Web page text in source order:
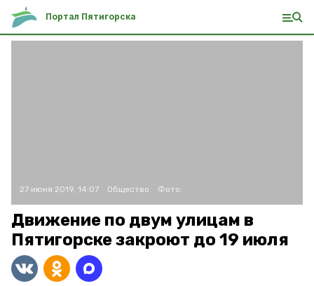
Портал Пятигорска
27 июня 2019, 14:07 Общество Фото:
Движение по двум улицам в
Пятигорске закроют до 19 июля